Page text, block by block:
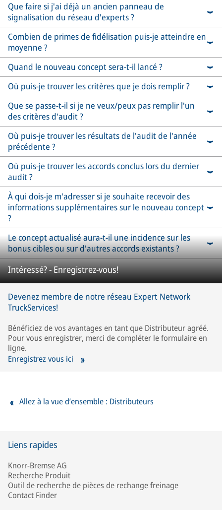
Que faire si j'ai déjà un ancien panneau de
signalisation du réseau d'experts ?
Combien de primes de fidélisation puis-je atteindre en
moyenne ?
Quand le nouveau concept sera-t-il lancé ?
Où puis-je trouver les critères que je dois remplir ?
Que se passe-t-il si je ne veux/peux pas remplir l'un
des critères d'audit ?
Où puis-je trouver les résultats de l'audit de l'année
précédente ?
Où puis-je trouver les accords conclus lors du dernier
audit ?
À qui dois-je m'adresser si je souhaite recevoir des
informations supplémentaires sur le nouveau concept
?
Le concept actualisé aura-t-il une incidence sur les
bonus cibles ou sur d'autres accords existants ?
Intéressé? - Enregistrez-vous!
Devenez membre de notre réseau Expert Network
TruckServices!
Bénéficiez de vos avantages en tant que Distributeur agréé.
Pour vous enregistrer, merci de compléter le formulaire en
ligne.
Enregistrez vous ici
Allez à la vue d’ensemble : Distributeurs
Liens rapides
Knorr-Bremse AG
Recherche Produit
Outil de recherche de pièces de rechange freinage
Contact Finder